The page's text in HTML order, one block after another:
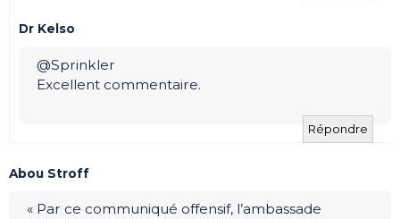
Dr Kelso
@Sprinkler
Excellent commentaire.
Répondre
Abou Stroff
« Par ce communiqué offensif, l’ambassade